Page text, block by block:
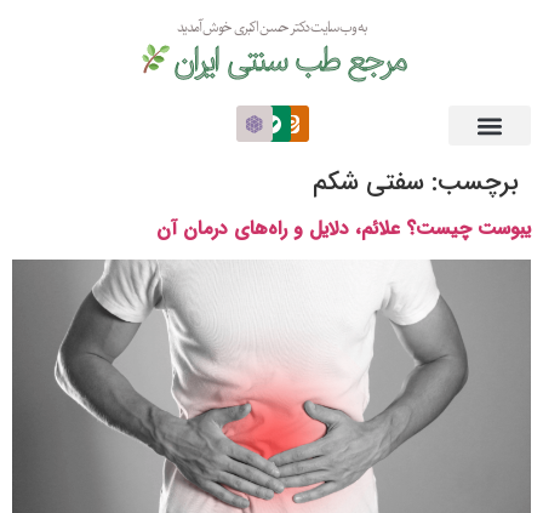
به وب سایت دکتر حسن اکبری خوش آمدید
مرجع طب سنتی ایران
برچسب: سفتی شکم
یبوست چیست؟ علائم، دلایل و راه‌های درمان آن